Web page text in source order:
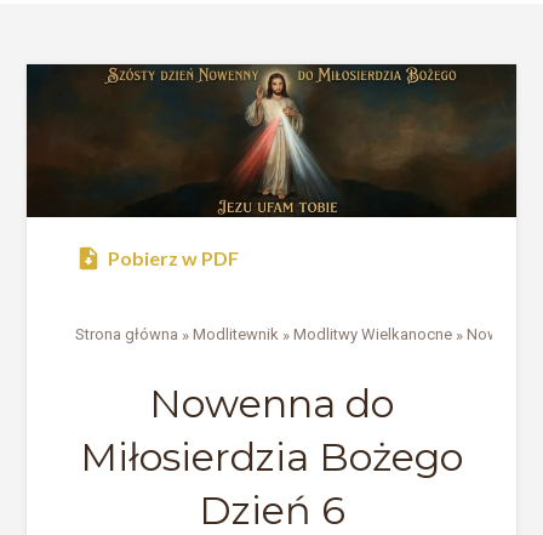
Pobierz w PDF
Strona główna »Modlitewnik »Modlitwy Wielkanocne »Nowenna
Nowenna do
Miłosierdzia Bożego
Dzień 6